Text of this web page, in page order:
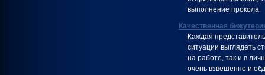
выполнение прокола.
Качественная
Каждая
ситуации выглядеть
на работе, так и в
очень взвешенно и